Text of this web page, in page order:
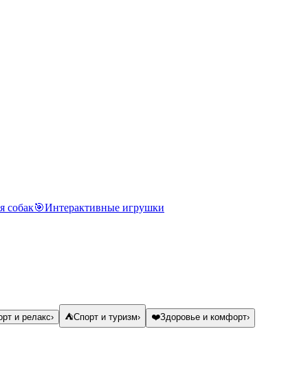
собак🎯Интерактивные игрушки
и релакс› ⛺Спорт и туризм› ❤️Здоровье и комфорт›